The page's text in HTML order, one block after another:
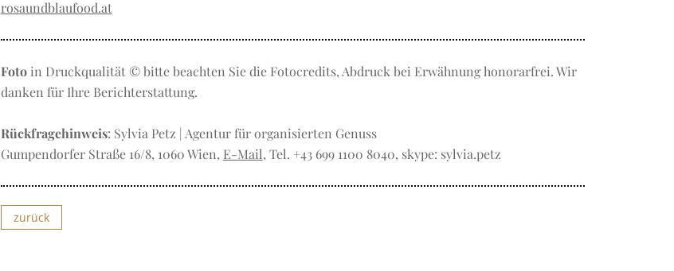
rosaundblaufood.at
Fotoin Druckqualität © bitte beachten Sie die Fotocredits, Abdruck bei Erwähnung honorarfrei. Wir
danken für Ihre Berichterstattung.
Rückfragehinweis: Sylvia Petz | Agentur für organisierten Genuss
Gumpendorfer Straße 16/8, 1060 Wien, E-Mail, Tel. +43 699 1100 8040, skype: sylvia.petz
zurück